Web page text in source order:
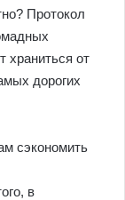
Протокол
храниться от
дорогих
в